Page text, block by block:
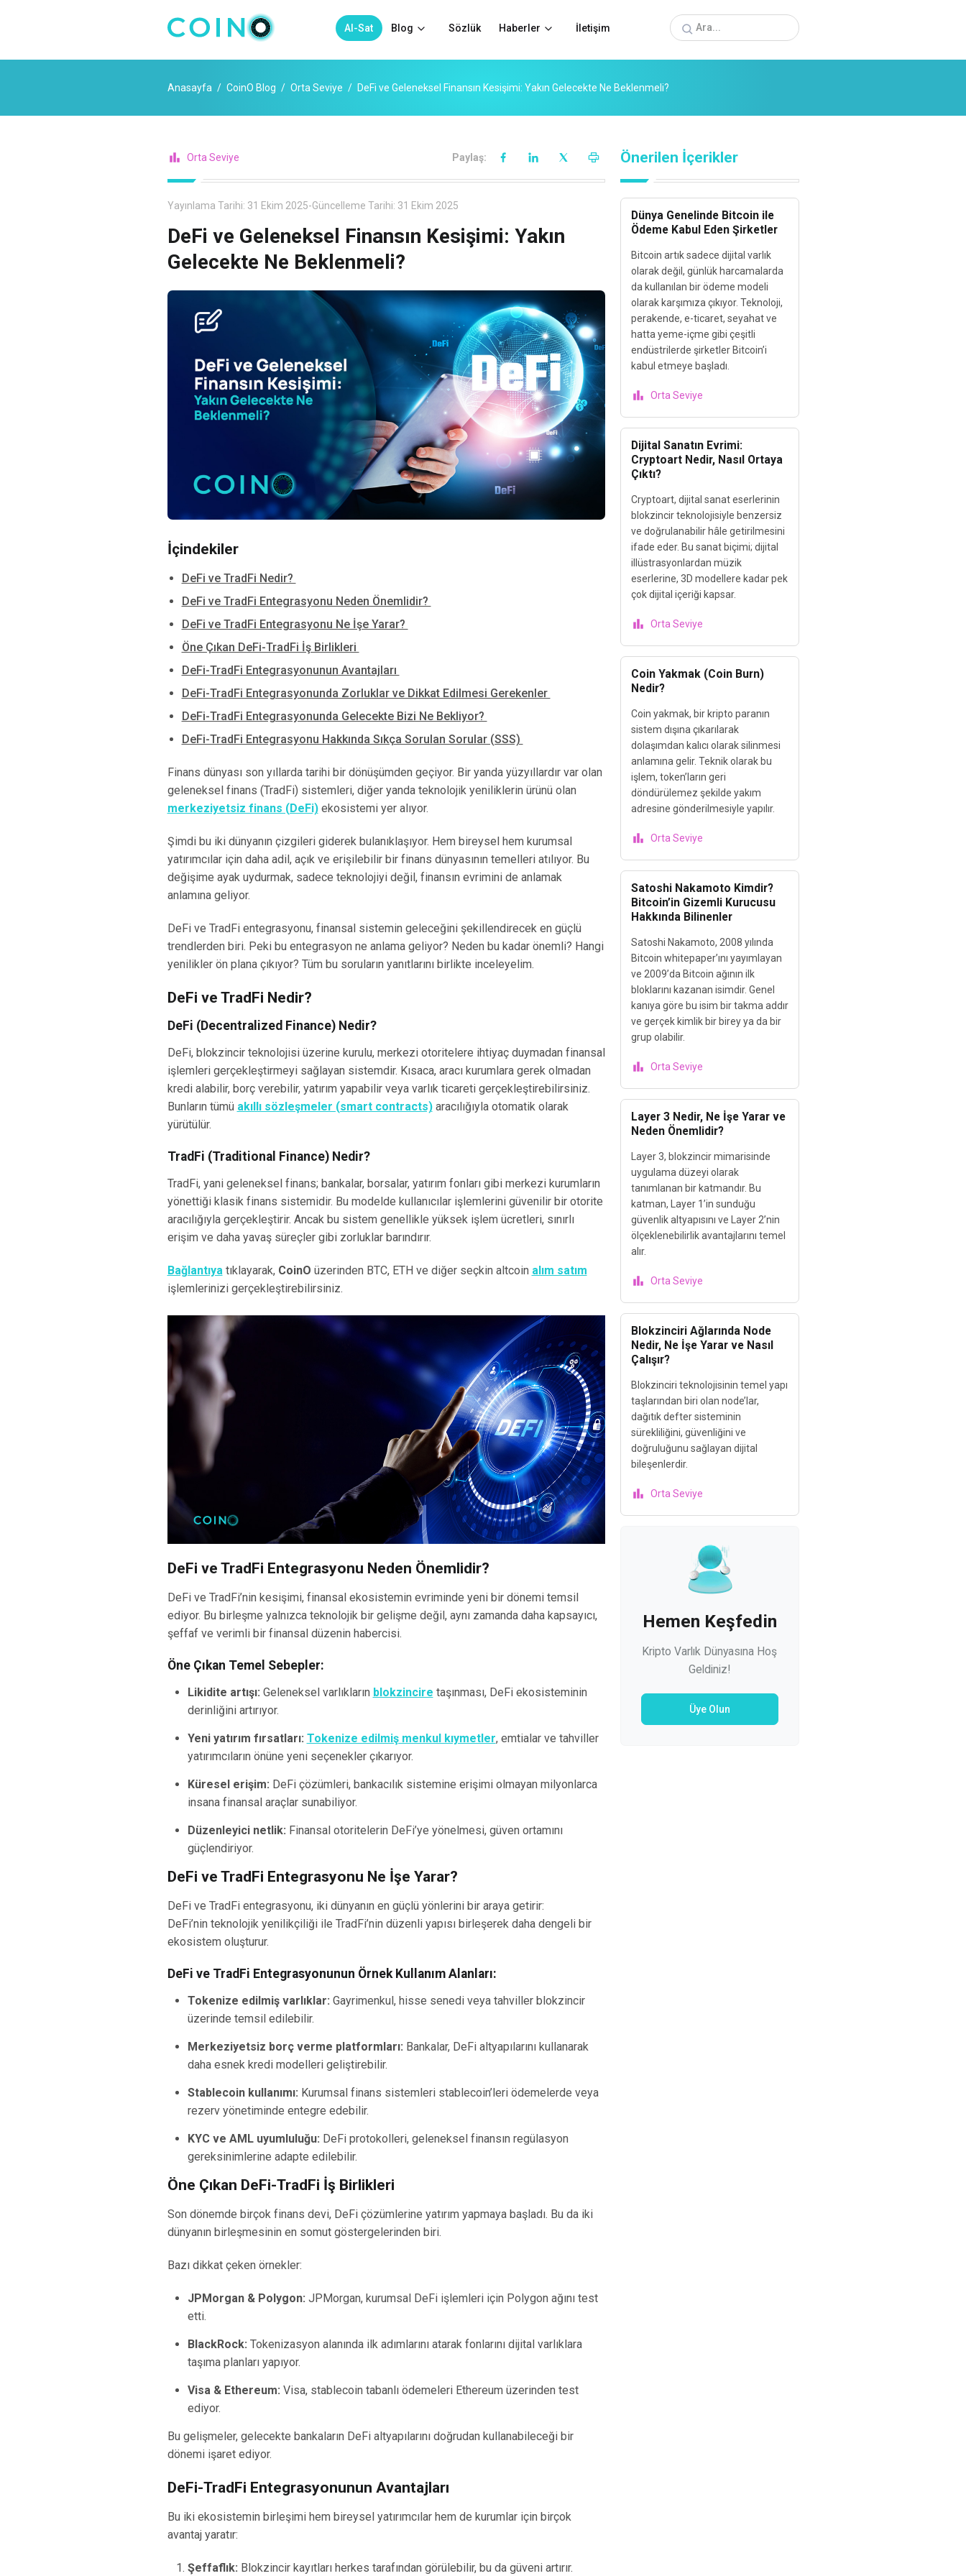
Al-Sat Blog Sözlük Haberler İletişim
Anasayfa CoinO Blog Orta Seviye DeFi ve Geleneksel Finansın Kesişimi: Yakın Gelecekte Ne Beklenmeli?
Orta Seviye Paylaş:
Yayınlama Tarihi: 31 Ekim 2025-Güncelleme Tarihi: 31 Ekim 2025
DeFi ve Geleneksel Finansın Kesişimi: Yakın
Gelecekte Ne Beklenmeli?
İçindekiler
DeFi ve TradFi Nedir?
DeFi ve TradFi Entegrasyonu Neden Önemlidir?
DeFi ve TradFi Entegrasyonu Ne İşe Yarar?
Öne Çıkan DeFi-TradFi İş Birlikleri
DeFi-TradFi Entegrasyonunun Avantajları
DeFi-TradFi Entegrasyonunda Zorluklar ve Dikkat Edilmesi Gerekenler
DeFi-TradFi Entegrasyonunda Gelecekte Bizi Ne Bekliyor?
DeFi-TradFi Entegrasyonu Hakkında Sıkça Sorulan Sorular (SSS)
Finans dünyası son yıllarda tarihi bir dönüşümden geçiyor. Bir yanda yüzyıllardır var olan
geleneksel finans (TradFi) sistemleri, diğer yanda teknolojik yeniliklerin ürünü olan
merkeziyetsiz finans (DeFi)ekosistemi yer alıyor.
Şimdi bu iki dünyanın çizgileri giderek bulanıklaşıyor. Hem bireysel hem kurumsal
yatırımcılar için daha adil, açık ve erişilebilir bir finans dünyasının temelleri atılıyor. Bu
değişime ayak uydurmak, sadece teknolojiyi değil, finansın evrimini de anlamak
anlamına geliyor.
DeFi ve TradFi entegrasyonu, finansal sistemin geleceğini şekillendirecek en güçlü
trendlerden biri. Peki bu entegrasyon ne anlama geliyor? Neden bu kadar önemli? Hangi
yenilikler ön plana çıkıyor? Tüm bu soruların yanıtlarını birlikte inceleyelim.
DeFi ve TradFi Nedir?
DeFi (Decentralized Finance) Nedir?
DeFi, blokzincir teknolojisi üzerine kurulu, merkezi otoritelere ihtiyaç duymadan finansal
işlemleri gerçekleştirmeyi sağlayan sistemdir. Kısaca, aracı kurumlara gerek olmadan
kredi alabilir, borç verebilir, yatırım yapabilir veya varlık ticareti gerçekleştirebilirsiniz.
Bunların tümü akıllı sözleşmeler (smart contracts)aracılığıyla otomatik olarak
yürütülür.
TradFi (Traditional Finance) Nedir?
TradFi, yani geleneksel finans; bankalar, borsalar, yatırım fonları gibi merkezi kurumların
yönettiği klasik finans sistemidir. Bu modelde kullanıcılar işlemlerini güvenilir bir otorite
aracılığıyla gerçekleştirir. Ancak bu sistem genellikle yüksek işlem ücretleri, sınırlı
erişim ve daha yavaş süreçler gibi zorluklar barındırır.
Bağlantıya tıklayarak, CoinO üzerinden BTC, ETH ve diğer seçkin altcoin alım satım
işlemlerinizi gerçekleştirebilirsiniz.
DeFi ve TradFi Entegrasyonu Neden Önemlidir?
DeFi ve TradFi’nin kesişimi, finansal ekosistemin evriminde yeni bir dönemi temsil
ediyor. Bu birleşme yalnızca teknolojik bir gelişme değil, aynı zamanda daha kapsayıcı,
şeffaf ve verimli bir finansal düzenin habercisi.
Öne Çıkan Temel Sebepler:
Likidite artışı: Geleneksel varlıkların blokzincire taşınması, DeFi ekosisteminin
derinliğini artırıyor.
Yeni yatırım fırsatları: Tokenize edilmiş menkul kıymetler, emtialar ve tahviller
yatırımcıların önüne yeni seçenekler çıkarıyor.
Küresel erişim: DeFi çözümleri, bankacılık sistemine erişimi olmayan milyonlarca
insana finansal araçlar sunabiliyor.
Düzenleyici netlik: Finansal otoritelerin DeFi’ye yönelmesi, güven ortamını
güçlendiriyor.
DeFi ve TradFi Entegrasyonu Ne İşe Yarar?
DeFi ve TradFi entegrasyonu, iki dünyanın en güçlü yönlerini bir araya getirir:
DeFi’nin teknolojik yenilikçiliği ile TradFi’nin düzenli yapısı birleşerek daha dengeli bir
ekosistem oluşturur.
DeFi ve TradFi Entegrasyonunun Örnek Kullanım Alanları:
Tokenize edilmiş varlıklar: Gayrimenkul, hisse senedi veya tahviller blokzincir
üzerinde temsil edilebilir.
Merkeziyetsiz borç verme platformları: Bankalar, DeFi altyapılarını kullanarak
daha esnek kredi modelleri geliştirebilir.
Stablecoin kullanımı: Kurumsal finans sistemleri stablecoin’leri ödemelerde veya
rezerv yönetiminde entegre edebilir.
KYC ve AML uyumluluğu: DeFi protokolleri, geleneksel finansın regülasyon
gereksinimlerine adapte edilebilir.
Öne Çıkan DeFi-TradFi İş Birlikleri
Son dönemde birçok finans devi, DeFi çözümlerine yatırım yapmaya başladı. Bu da iki
dünyanın birleşmesinin en somut göstergelerinden biri.
Bazı dikkat çeken örnekler:
JPMorgan & Polygon: JPMorgan, kurumsal DeFi işlemleri için Polygon ağını test
etti.
BlackRock: Tokenizasyon alanında ilk adımlarını atarak fonlarını dijital varlıklara
taşıma planları yapıyor.
Visa & Ethereum: Visa, stablecoin tabanlı ödemeleri Ethereum üzerinden test
ediyor.
Bu gelişmeler, gelecekte bankaların DeFi altyapılarını doğrudan kullanabileceği bir
dönemi işaret ediyor.
DeFi-TradFi Entegrasyonunun Avantajları
Bu iki ekosistemin birleşimi hem bireysel yatırımcılar hem de kurumlar için birçok
avantaj yaratır:
Şeffaflık: Blokzincir kayıtları herkes tarafından görülebilir, bu da güveni artırır.
Önerilen İçerikler
Dünya Genelinde Bitcoin ile
Ödeme Kabul Eden Şirketler
Bitcoin artık sadece dijital varlık
olarak değil, günlük harcamalarda
da kullanılan bir ödeme modeli
olarak karşımıza çıkıyor. Teknoloji,
perakende, e-ticaret, seyahat ve
hatta yeme-içme gibi çeşitli
endüstrilerde şirketler Bitcoin’i
kabul etmeye başladı.
Orta Seviye
Dijital Sanatın Evrimi:
Cryptoart Nedir, Nasıl Ortaya
Çıktı?
Cryptoart, dijital sanat eserlerinin
blokzincir teknolojisiyle benzersiz
ve doğrulanabilir hâle getirilmesini
ifade eder. Bu sanat biçimi; dijital
illüstrasyonlardan müzik
eserlerine, 3D modellere kadar pek
çok dijital içeriği kapsar.
Orta Seviye
Coin Yakmak (Coin Burn)
Nedir?
Coin yakmak, bir kripto paranın
sistem dışına çıkarılarak
dolaşımdan kalıcı olarak silinmesi
anlamına gelir. Teknik olarak bu
işlem, token’ların geri
döndürülemez şekilde yakım
adresine gönderilmesiyle yapılır.
Orta Seviye
Satoshi Nakamoto Kimdir?
Bitcoin’in Gizemli Kurucusu
Hakkında Bilinenler
Satoshi Nakamoto, 2008 yılında
Bitcoin whitepaper’ını yayımlayan
ve 2009’da Bitcoin ağının ilk
bloklarını kazanan isimdir. Genel
kanıya göre bu isim bir takma addır
ve gerçek kimlik bir birey ya da bir
grup olabilir.
Orta Seviye
Layer 3 Nedir, Ne İşe Yarar ve
Neden Önemlidir?
Layer 3, blokzincir mimarisinde
uygulama düzeyi olarak
tanımlanan bir katmandır. Bu
katman, Layer 1’in sunduğu
güvenlik altyapısını ve Layer 2’nin
ölçeklenebilirlik avantajlarını temel
alır.
Orta Seviye
Blokzinciri Ağlarında Node
Nedir, Ne İşe Yarar ve Nasıl
Çalışır?
Blokzinciri teknolojisinin temel yapı
taşlarından biri olan node’lar,
dağıtık defter sisteminin
sürekliliğini, güvenliğini ve
doğruluğunu sağlayan dijital
bileşenlerdir.
Orta Seviye
Hemen Keşfedin
Kripto Varlık Dünyasına Hoş
Geldiniz!
Üye Olun